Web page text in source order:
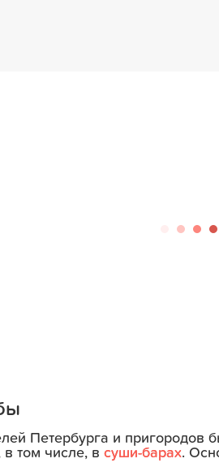
Петербурга и пригородов
том числе, в суши-барах.